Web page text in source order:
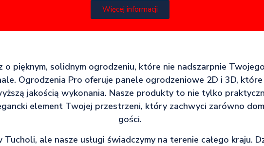
Więcej informacji
o pięknym, solidnym ogrodzeniu, które nie nadszarpnie
Ogrodzenia Pro oferuje panele ogrodzeniowe 2D i 3D, które
jakością wykonania. Nasze produkty to nie tylko
element Twojej przestrzeni, który zachwyci zarówno
gości.
Tucholi, ale nasze usługi świadczymy na terenie całego kraju.